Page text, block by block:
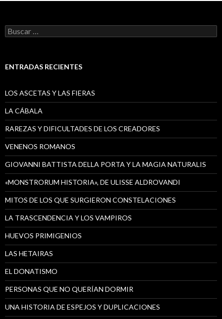
Buscar:
ENTRADAS RECIENTES
LOS ASCETAS Y LAS FIERAS
LA CÁBALA
RAREZAS Y DIFICULTADES DE LOS CREADORES
VENENOS ROMANOS
GIOVANNI BATTISTA DELLA PORTA Y LA MAGIA NATURALIS
«MONSTRORUM HISTORIA», DE ULISSE ALDROVANDI
MITOS DE LOS QUE SURGIERON CONSTELACIONES
LA TRASCENDENCIA Y LOS VAMPIROS
HUEVOS PRIMIGENIOS
LAS HETAIRAS
EL DONATISMO
PERSONAS QUE NO QUERÍAN DORMIR
UNA HISTORIA DE ESPEJOS Y DUPLICACIONES